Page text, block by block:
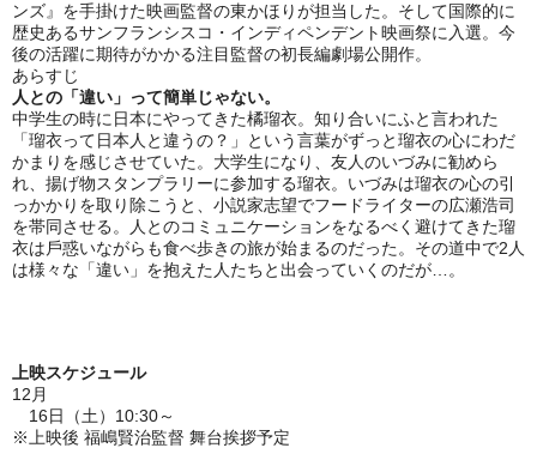
ンズ』を手掛けた映画監督の東かほりが担当した。そして国際的に
歴史あるサンフランシスコ・インディペンデント映画祭に入選。今
後の活躍に期待がかかる注目監督の初長編劇場公開作。
あらすじ
人との「違い」って簡単じゃない。
中学⽣の時に⽇本にやってきた橘瑠⾐。知り合いにふと⾔われた
「瑠⾐って⽇本⼈と違うの？」という⾔葉がずっと瑠⾐の⼼にわだ
かまりを感じさせていた。⼤学⽣になり、友⼈のいづみに勧めら
れ、揚げ物スタンプラリーに参加する瑠⾐。いづみは瑠⾐の⼼の引
っかかりを取り除こうと、⼩説家志望でフードライターの広瀬浩司
を帯同させる。⼈とのコミュニケーションをなるべく避けてきた瑠
⾐は⼾惑いながらも食べ歩きの旅が始まるのだった。その道中で2人
は様々な「違い」を抱えた⼈たちと出会っていくのだが…。
上映スケジュール
12月
16日（土）10:30～
※上映後 福嶋賢治監督 舞台挨拶予定